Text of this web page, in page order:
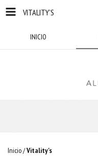
VITALITY'S
INICIO
Inicio/Vitality's